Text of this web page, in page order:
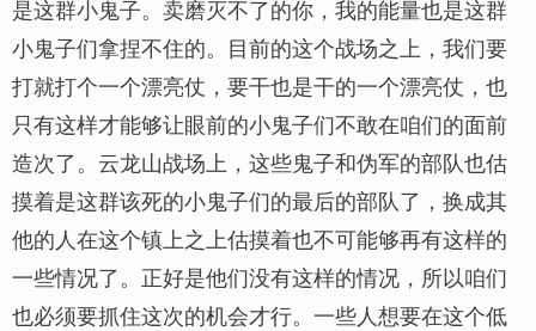
是这群小鬼子。卖磨灭不了的你，我的能量也是这群
小鬼子们拿捏不住的。目前的这个战场之上，我们要
打就打个一个漂亮仗，要干也是干的一个漂亮仗，也
只有这样才能够让眼前的小鬼子们不敢在咱们的面前
造次了。云龙山战场上，这些鬼子和伪军的部队也估
摸着是这群该死的小鬼子们的最后的部队了，换成其
他的人在这个镇上之上估摸着也不可能够再有这样的
一些情况了。正好是他们没有这样的情况，所以咱们
也必须要抓住这次的机会才行。一些人想要在这个低